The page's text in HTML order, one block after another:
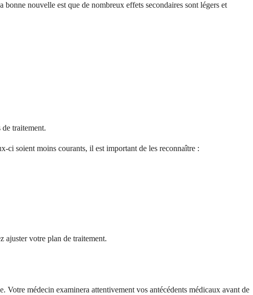
nouvelle est que de nombreux effets secondaires sont légers et
de traitement.
ci soient moins courants, il est important de les reconnaître :
ajuster votre plan de traitement.
médecin examinera attentivement vos antécédents médicaux avant de